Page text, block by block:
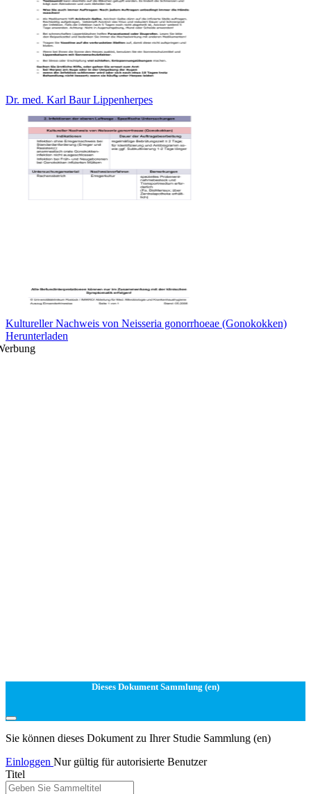
Dr. med. Karl Baur Lippenherpes
Kultureller Nachweis von Neisseria gonorrhoeae (Gonokokken)
Herunterladen
Dieses Dokument Sammlung (en)
Sie können dieses Dokument zu Ihrer Studie Sammlung (en)
Einloggen Nur gültig für autorisierte Benutzer
Titel